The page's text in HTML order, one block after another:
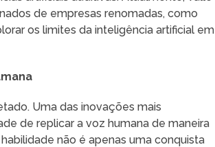
de empresas renomadas, como
os limites da inteligência artificial em
Uma das inovações mais
de replicar a voz humana de maneira
não é apenas uma conquista